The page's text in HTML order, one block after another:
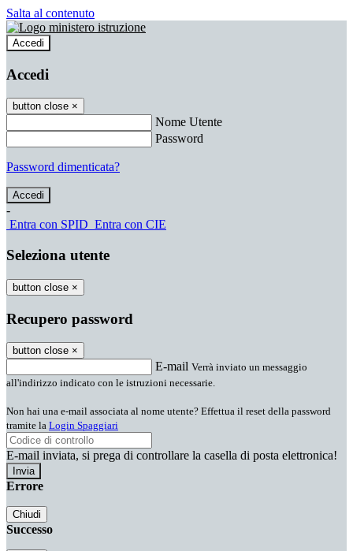
Salta al contenuto
Accedi
Accedi
button close ×
Nome Utente
Password
Password dimenticata?
-
Entra con SPID Entra con CIE
Seleziona utente
button close ×
Recupero password
button close ×
E-mail Verrà inviato un messaggio
all'indirizzo indicato con le istruzioni necessarie.
Non hai una e-mail associata al nome utente? Effettua il reset della password
tramite la Login Spaggiari
E-mail inviata, si prega di controllare la casella di posta elettronica!
Errore
Chiudi
Successo